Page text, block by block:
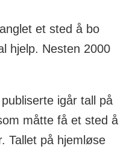
et sted å bo
hjelp. Nesten 2000
igår tall på
måtte få et sted å
Tallet på hjemløse